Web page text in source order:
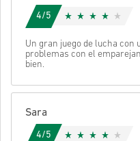
4/5
Un gran juego de lucha con
problemas con el
bien.
Sara
4/5